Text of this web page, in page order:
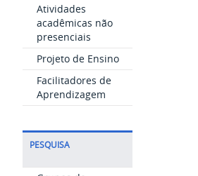
Atividades
acadêmicas não
presenciais
Projeto de Ensino
Facilitadores de
Aprendizagem
PESQUISA